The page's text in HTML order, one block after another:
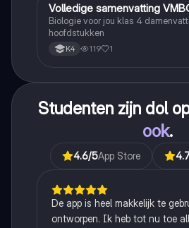
Biologie
Volledige samenvatting
Biologie voor jou klas 4
hoofdstukken
K4 119 1
Studenten zijn dol
ook.
4.6/5App Store
De app is heel makkelijk te
ontworpen. Ik heb tot nu toe